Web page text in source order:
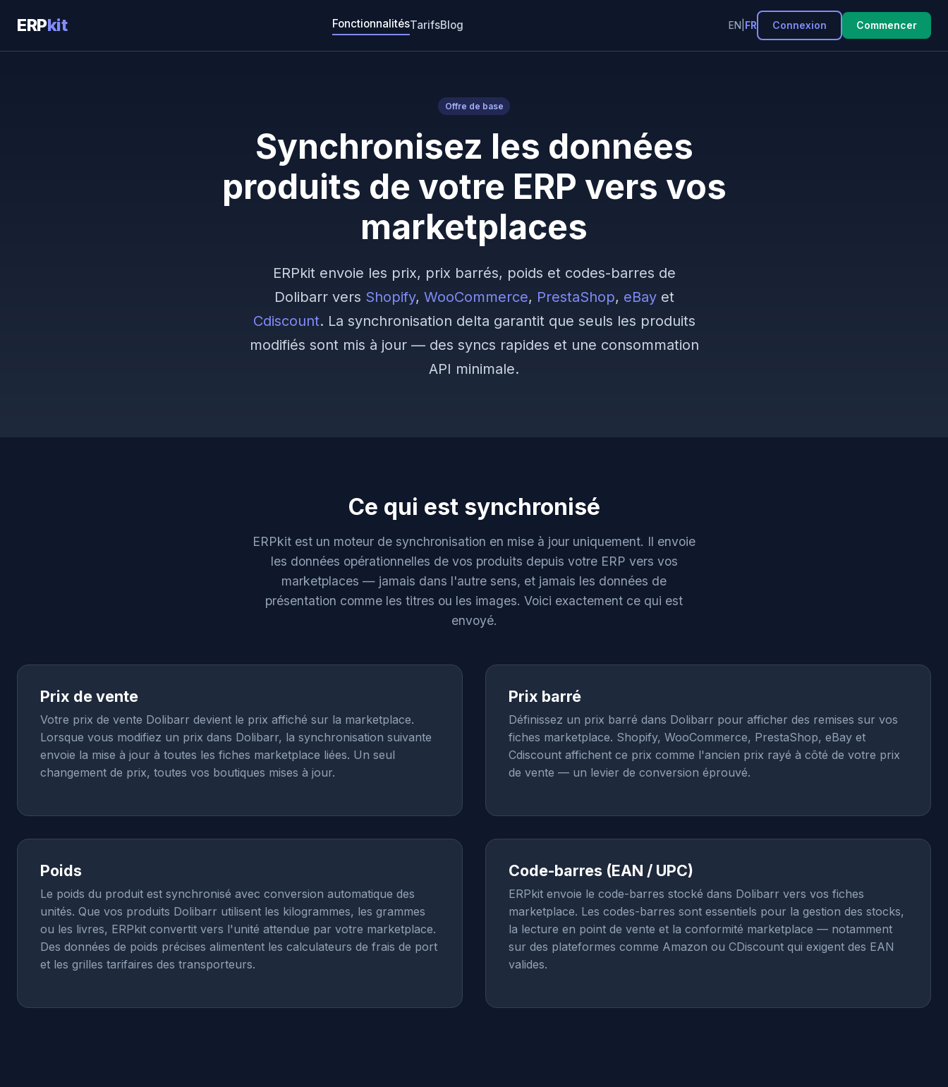
ERPkit FonctionnalitésTarifsBlog EN FR Connexion Commencer
Offre de base
Synchronisez les données
produits de votre ERP vers vos
marketplaces
ERPkit envoie les prix, prix barrés, poids et codes-barres de
Dolibarr vers Shopify, WooCommerce, PrestaShop, eBayet
Cdiscount. La synchronisation delta garantit que seuls les produits
modifiés sont mis à jour — des syncs rapides et une consommation
API minimale.
Ce qui est synchronisé
ERPkit est un moteur de synchronisation en mise à jour uniquement. Il envoie
les données opérationnelles de vos produits depuis votre ERP vers vos
marketplaces — jamais dans l'autre sens, et jamais les données de
présentation comme les titres ou les images. Voici exactement ce qui est
envoyé.
Prix de vente
Votre prix de vente Dolibarr devient le prix affiché sur la marketplace.
Lorsque vous modifiez un prix dans Dolibarr, la synchronisation suivante
envoie la mise à jour à toutes les fiches marketplace liées. Un seul
changement de prix, toutes vos boutiques mises à jour.
Prix barré
Définissez un prix barré dans Dolibarr pour afficher des remises sur vos
fiches marketplace. Shopify, WooCommerce, PrestaShop, eBay et
Cdiscount affichent ce prix comme l'ancien prix rayé à côté de votre prix
de vente — un levier de conversion éprouvé.
Poids
Le poids du produit est synchronisé avec conversion automatique des
unités. Que vos produits Dolibarr utilisent les kilogrammes, les grammes
ou les livres, ERPkit convertit vers l'unité attendue par votre marketplace.
Des données de poids précises alimentent les calculateurs de frais de port
et les grilles tarifaires des transporteurs.
Code-barres (EAN / UPC)
ERPkit envoie le code-barres stocké dans Dolibarr vers vos fiches
marketplace. Les codes-barres sont essentiels pour la gestion des stocks,
la lecture en point de vente et la conformité marketplace — notamment
sur des plateformes comme Amazon ou CDiscount qui exigent des EAN
valides.